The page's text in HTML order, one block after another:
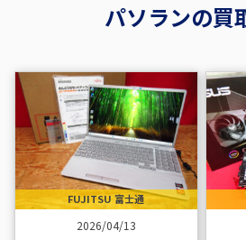
パソランの買
FUJITSU 富士通
2026/04/13